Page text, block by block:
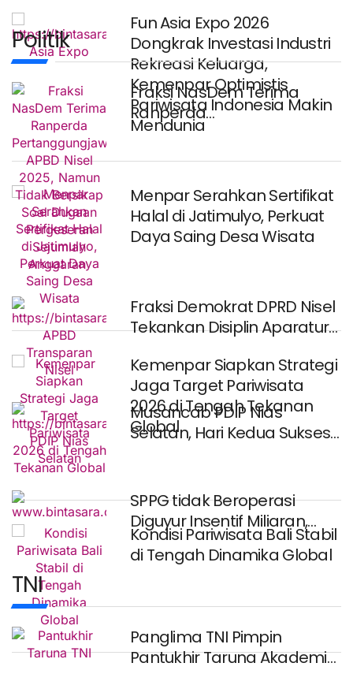
Fun Asia Expo 2026
Dongkrak Investasi Industri
Rekreasi Keluarga,
Kemenpar Optimistis
Pariwisata Indonesia Makin
Mendunia
Menpar Serahkan Sertifikat
Halal di Jatimulyo, Perkuat
Daya Saing Desa Wisata
Kemenpar Siapkan Strategi
Jaga Target Pariwisata
2026 di Tengah Tekanan
Global
Kondisi Pariwisata Bali Stabil
di Tengah Dinamika Global
Politik
Fraksi NasDem Terima
Ranperda
Pertanggungjawaban APBD
Fraksi Demokrat DPRD Nisel
Tekankan Disiplin Aparatur
Musancab PDIP Nias
Selatan, Hari Kedua Sukses
SPPG tidak Beroperasi
Diguyur Insentif Miliaran,
Ketua Umum BaraNusa
Minta
TNI
Panglima TNI Pimpin
Pantukhir Taruna Akademi